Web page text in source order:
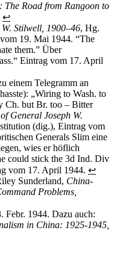
The Road from Rangoon to
↩
Stilwell, 1900–46, Hg.
19. Mai 1944. “The
them.” Über
Eintrag vom 17. April
einem Telegramm an
„Wiring to Wash. to
Ch. but Br. too – Bitter
General Joseph W.
(dig.), Eintrag vom
Generals Slim eine
wies er höflich
could stick the 3d Ind. Div
vom 17. April 1944. ↩
Sunderland, China-
Problems,
Febr. 1944. Dazu auch:
in China: 1925-1945,